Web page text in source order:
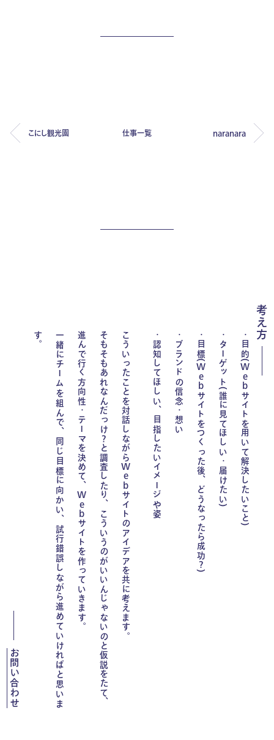
こにし観光園 仕事一覧 naranara
考え方
目的(
Web
サイトを用いて解決したいこと)
ターゲット(誰に見てほしい・届けたい)
目標(
Web
サイトをつくった後、どうなったら成功
?
)
ブランドの信念・想い
認知してほしい、目指したいイメージや姿
こういったことを対話しながら
Web
サイトのアイデアを共に考えます。
そもそもあれなんだっけ？と調査したり、
こういうのがいいんじゃないのと仮説をたて、
進んで行く方向性・テーマを決めて、
Web
サイトを作っていきます。
一緒にチームを組んで、同じ目標に向かい、
試
行
錯
誤
し
な
が
ら
進
め
て
い
け
れ
ば
と
思
い
ま
す
。
お問い合わせ